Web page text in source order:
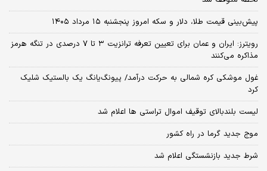
پیش‌بینی قیمت طلا، دلار و سکه امروز پنجشنبه ۱۵ مرداد ۱۴۰۵
رویترز: ایران و عمان برای تعیین تعرفه ترانزیت ۳ تا ۷ درصدی در تنگه هرمز
مذاکره می‌کنند
غول موشکی کره شمالی به حرکت درآمد/ پیونگ‌یانگ یک بالستیک شلیک
کرد
لیست بلندبالای توقیف اموال تراستی ها اعلام شد
موج جدید گرما در راه کشور
شرط جدید بازنشستگی اعلام شد